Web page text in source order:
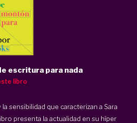
escritura para nada
libro
la sensibilidad que caracterizan a Sara
presenta la actualidad en su híper